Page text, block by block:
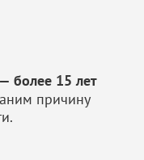
более 15 лет
причину